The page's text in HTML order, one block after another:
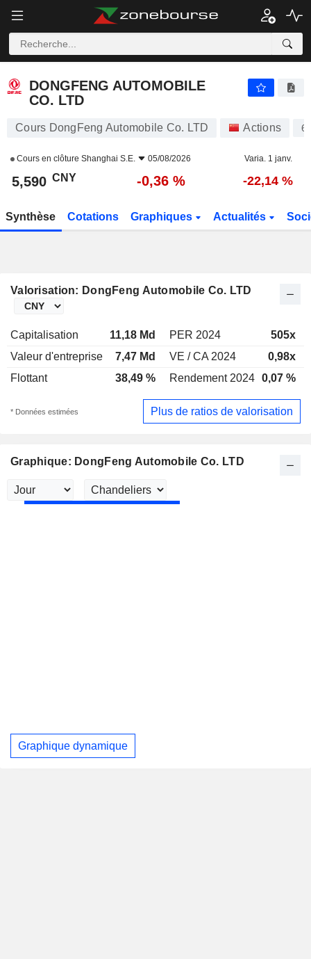
DONGFENG AUTOMOBILE
CO. LTD
Cours DongFeng Automobile Co. LTD Actions
Cours en clôture Shanghai S.E. 05/08/2026 Varia. 1 janv.
5,590 CNY -0,36 % -22,14 %
Synthèse Cotations Graphiques Actualités
Valorisation: DongFeng Automobile Co. LTD
Capitalisation 11,18 Md PER 2024 505x
Valeur d'entreprise
7,47 Md VE / CA 2024 0,98x
Flottant
38,49 % Rendement 2024 0,07 %
* Données estimées Plus de ratios de valorisation
Graphique: DongFeng Automobile Co. LTD
Graphique dynamique